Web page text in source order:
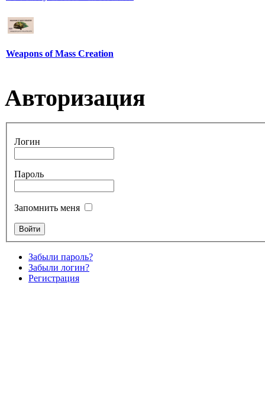
Weapons of Mass Creation
Авторизация
Логин
Пароль
Запомнить меня
Забыли пароль?
Забыли логин?
Регистрация